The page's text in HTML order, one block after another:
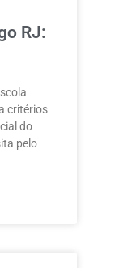
RJ:
critérios
do
pelo